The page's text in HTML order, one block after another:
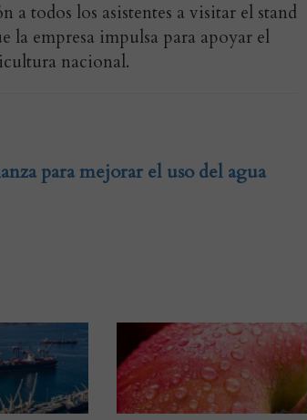
a todos los asistentes a visitar el stand
la empresa impulsa para apoyar el
nacional.
para mejorar el uso del agua